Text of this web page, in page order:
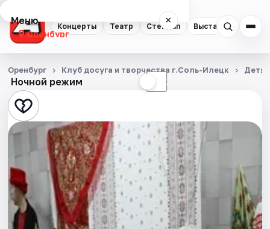
Концерты Театр Стендап Выставки
Меню ×
Оренбург
Концерты
Театр
Стендап
Выставки
Квесты
Экскурсии
Ночной режим ☾
Оренбург Клуб досуга и творчества г.Соль-Илецк